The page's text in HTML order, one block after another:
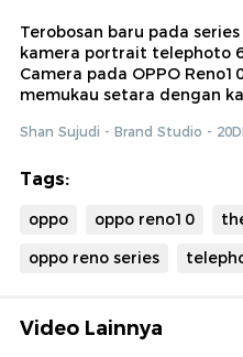
Terobosan baru pada
kamera portrait telephoto
Camera pada OPPO
memukau setara dengan
Shan Sujudi - Brand Studio -
Tags:
oppo oppo reno10
oppo reno series
Video Lainnya